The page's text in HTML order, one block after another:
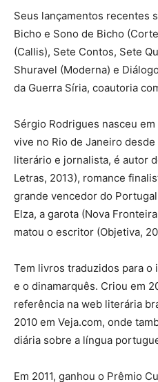
Seus lançamentos recentes
Bicho e Sono de Bicho
(Callis), Sete Contos, Sete
Shuravel (Moderna) e
da Guerra Síria, coautoria
Sérgio Rodrigues nasceu
vive no Rio de Janeiro
literário e jornalista, é autor
Letras, 2013), romance
grande vencedor do
Elza, a garota (Nova
matou o escritor (Objetiva,
Tem livros traduzidos para o
e o dinamarquês. Criou em
referência na web literária
2010 em Veja.com, onde
diária sobre a língua
Em 2011, ganhou o Prêmio